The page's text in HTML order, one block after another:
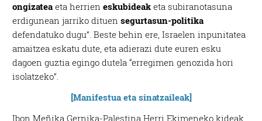
ongizatea eta herrien eskubideak eta subiranotasuna
erdigunean jarriko dituen segurtasun-politika
defendatuko dugu”. Beste behin ere, Israelen inpunitatea
amaitzea eskatu dute, eta adierazi dute euren esku
dagoen guztia egingo dutela “erregimen genozida hori
isolatzeko”.
[Manifestua eta sinatzaileak]
Ibon Meñika Gernika-Palestina Herri Ekimeneko kideak